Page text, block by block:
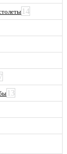
14
13